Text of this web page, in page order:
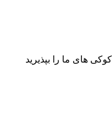
های ما را بپذیرید